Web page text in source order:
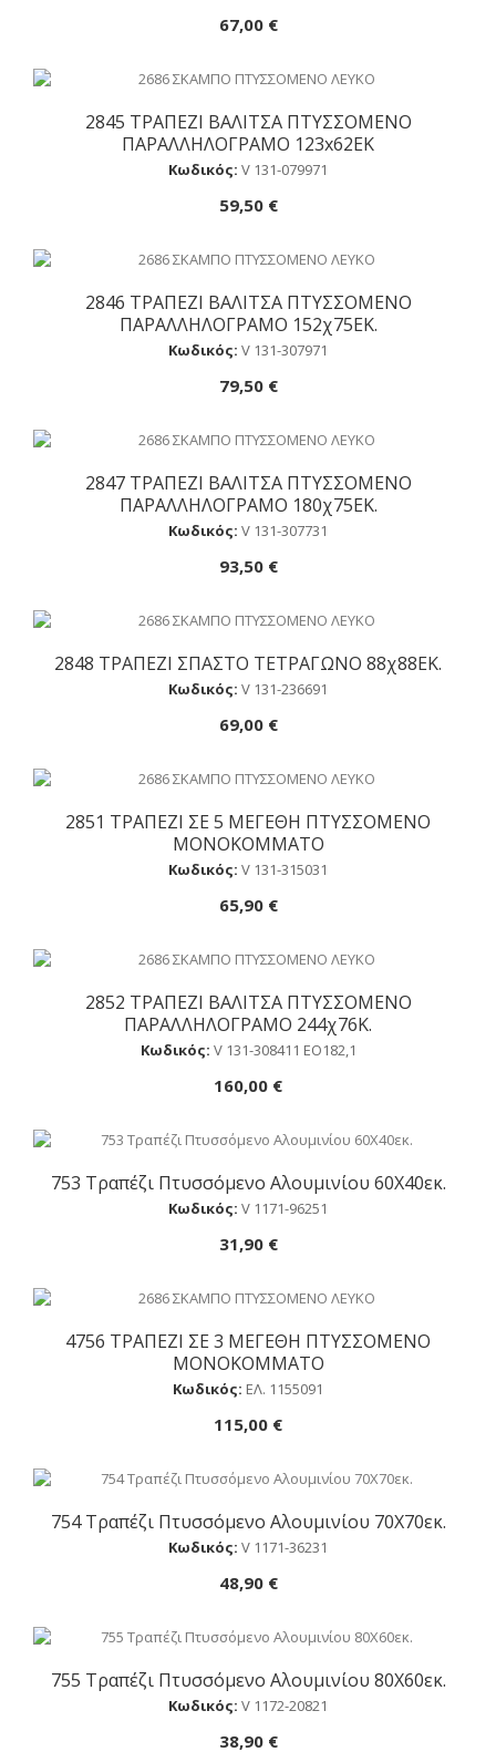
67,00 €
Αγορά
2845 ΤΡΑΠΕΖΙ ΒΑΛΙΤΣΑ ΠΤΥΣΣΟΜΕΝΟ
ΠΑΡΑΛΛΗΛΟΓΡΑΜΟ 123x62EK
Κωδικός: V 131-079971
59,50 €
Αγορά
2846 ΤΡΑΠΕΖΙ ΒΑΛΙΤΣΑ ΠΤΥΣΣΟΜΕΝΟ
ΠΑΡΑΛΛΗΛΟΓΡΑΜΟ 152χ75ΕΚ.
Κωδικός: V 131-307971
79,50 €
Αγορά
2847 ΤΡΑΠΕΖΙ ΒΑΛΙΤΣΑ ΠΤΥΣΣΟΜΕΝΟ
ΠΑΡΑΛΛΗΛΟΓΡΑΜΟ 180χ75ΕΚ.
Κωδικός: V 131-307731
93,50 €
Αγορά
2848 ΤΡΑΠΕΖΙ ΣΠΑΣΤΟ ΤΕΤΡΑΓΩΝΟ 88χ88ΕΚ.
Κωδικός: V 131-236691
69,00 €
Αγορά
2851 ΤΡΑΠΕΖΙ ΣΕ 5 ΜΕΓΕΘΗ ΠΤΥΣΣΟΜΕΝΟ
ΜΟΝΟΚΟΜΜΑΤΟ
Κωδικός: V 131-315031
65,90 €
Αγορά
2852 ΤΡΑΠΕΖΙ ΒΑΛΙΤΣΑ ΠΤΥΣΣΟΜΕΝΟ
ΠΑΡΑΛΛΗΛΟΓΡΑΜΟ 244χ76Κ.
Κωδικός: V 131-308411 ΕΟ182,1
160,00 €
Αγορά
753 Τραπέζι Πτυσσόμενο Αλουμινίου 60Χ40εκ.
Κωδικός: V 1171-96251
31,90 €
Αγορά
4756 ΤΡΑΠΕΖΙ ΣΕ 3 ΜΕΓΕΘΗ ΠΤΥΣΣΟΜΕΝΟ
ΜΟΝΟΚΟΜΜΑΤΟ
Κωδικός: ΕΛ. 1155091
115,00 €
Αγορά
754 Τραπέζι Πτυσσόμενο Αλουμινίου 70Χ70εκ.
Κωδικός: V 1171-36231
48,90 €
Αγορά
755 Τραπέζι Πτυσσόμενο Αλουμινίου 80Χ60εκ.
Κωδικός: V 1172-20821
38,90 €